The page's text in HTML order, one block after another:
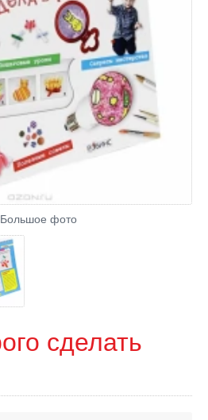
Большое фото
сделать